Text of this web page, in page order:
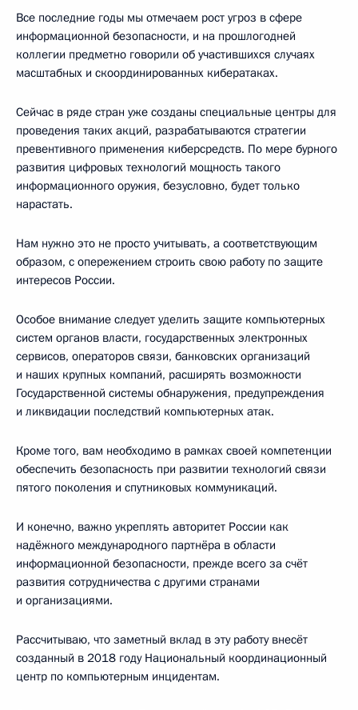
Все последние годы мы отмечаем рост угроз в сфере
информационной безопасности, и на прошлогодней
коллегии предметно говорили об участившихся случаях
масштабных и скоординированных кибератаках.
Сейчас в ряде стран уже созданы специальные центры для
проведения таких акций, разрабатываются стратегии
превентивного применения киберсредств. По мере бурного
развития цифровых технологий мощность такого
информационного оружия, безусловно, будет только
нарастать.
Нам нужно это не просто учитывать, а соответствующим
образом, с опережением строить свою работу по защите
интересов России.
Особое внимание следует уделить защите компьютерных
систем органов власти, государственных электронных
сервисов, операторов связи, банковских организаций
и наших крупных компаний, расширять возможности
Государственной системы обнаружения, предупреждения
и ликвидации последствий компьютерных атак.
Кроме того, вам необходимо в рамках своей компетенции
обеспечить безопасность при развитии технологий связи
пятого поколения и спутниковых коммуникаций.
И конечно, важно укреплять авторитет России как
надёжного международного партнёра в области
информационной безопасности, прежде всего за счёт
развития сотрудничества с другими странами
и организациями.
Рассчитываю, что заметный вклад в эту работу внесёт
созданный в 2018 году Национальный координационный
центр по компьютерным инцидентам.